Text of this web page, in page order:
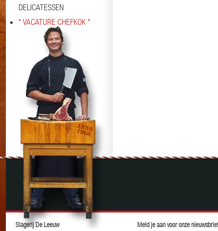
DELICATESSEN
* VACATURE CHEFKOK *
Slagerij De Leeuw Meld je aan voor onze